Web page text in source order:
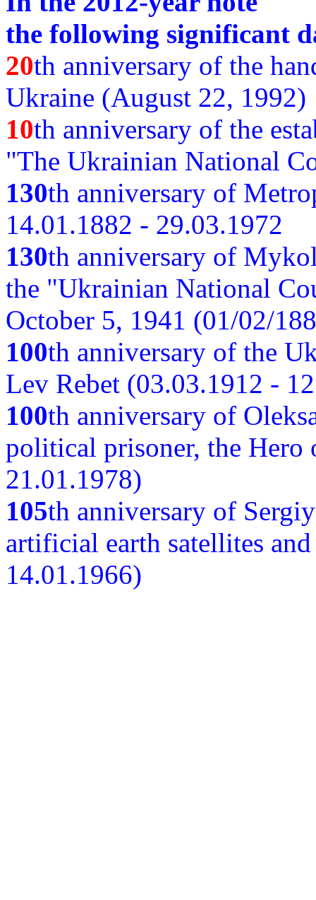
the following significant
20th anniversary of the
Ukraine (August 22, 1992)
10th anniversary of the
"The Ukrainian National
130th anniversary of
14.01.1882 - 29.03.1972
130th anniversary of
the "Ukrainian National
October 5, 1941 (01/02/
100th anniversary of the
Lev Rebet (03.03.1912 -
100th anniversary of
political prisoner, the
21.01.1978)
105th anniversary of
artificial earth satellites
14.01.1966)